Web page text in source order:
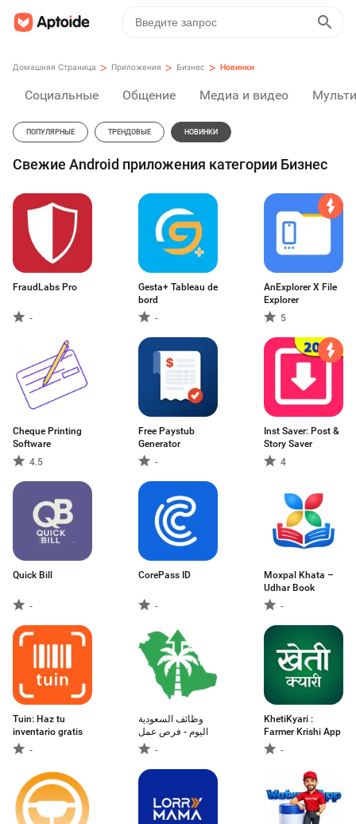
Домашняя Страница > Приложения > Бизнес > Новинки
Социальные Общение Медиа и видео
ПОПУЛЯРНЫЕ ТРЕНДОВЫЕ НОВИНКИ
Свежие Android приложения категории Бизнес
FraudLabs Pro
-
Gesta+ Tableau de
bord
-
AnExplorer X File
Explorer
5
Cheque Printing
Software
4.5
Free Paystub
Generator
-
Inst Saver: Post &
Story Saver
4
Quick Bill
-
CorePass ID
-
Moxpal Khata –
Udhar Book
-
Tuin: Haz tu
inventario gratis
-
وظائف السعودية
اليوم - فرص عمل
-
KhetiKyari :
Farmer Krishi App
-